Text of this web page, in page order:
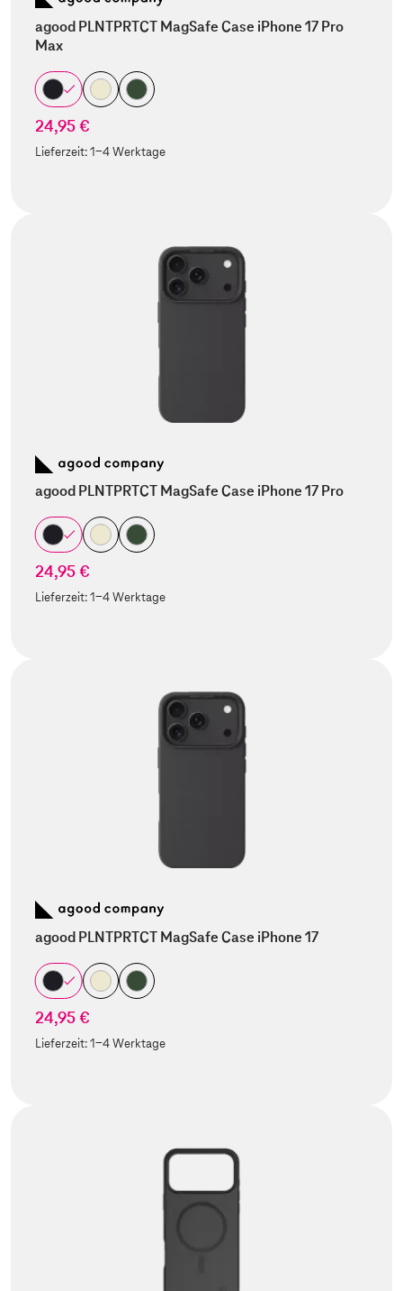
agood PLNTPRTCT MagSafe Case iPhone 17 Pro
Max
24,95 €
Lieferzeit:1-4 Werktage
agood PLNTPRTCT MagSafe Case iPhone 17 Pro
24,95 €
Lieferzeit:1-4 Werktage
agood PLNTPRTCT MagSafe Case iPhone 17
24,95 €
Lieferzeit:1-4 Werktage